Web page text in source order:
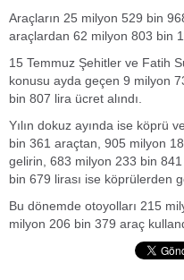
Araçların 25 milyon 529 bin
araçlardan 62 milyon 803 bin
15 Temmuz Şehitler ve Fatih
konusu ayda geçen 9 milyon
bin 807 lira ücret alındı.
Yılın dokuz ayında ise köprü
bin 361 araçtan, 905 milyon
gelirin, 683 milyon 233 bin
bin 679 lirası ise köprülerden
Bu dönemde otoyolları 215
milyon 206 bin 379 araç